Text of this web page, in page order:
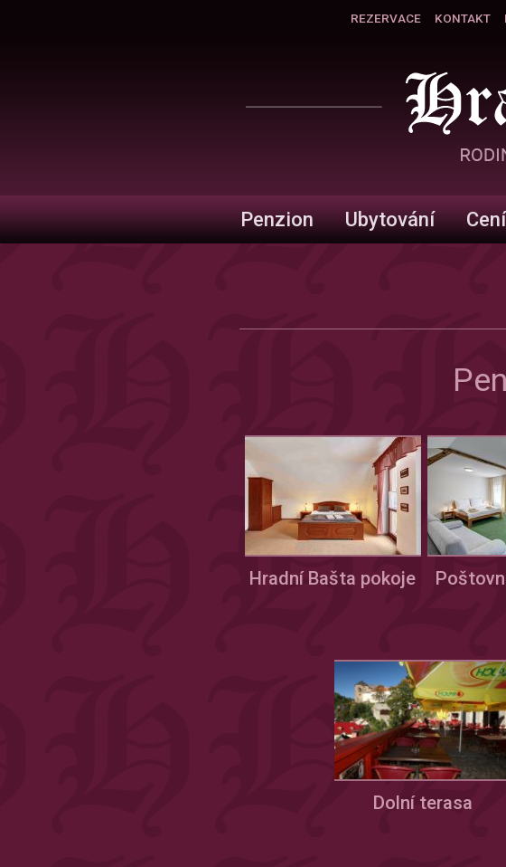
REZERVACE KONTAKT
Penzion Ubytování
Hradní Bašta pokoje
Dolní terasa